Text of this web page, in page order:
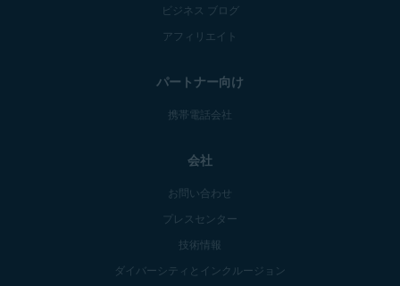
ビジネス ブログ
アフィリエイト
パートナー向け
携帯電話会社
会社
お問い合わせ
プレスセンター
技術情報
ダイバーシティとインクルージョン